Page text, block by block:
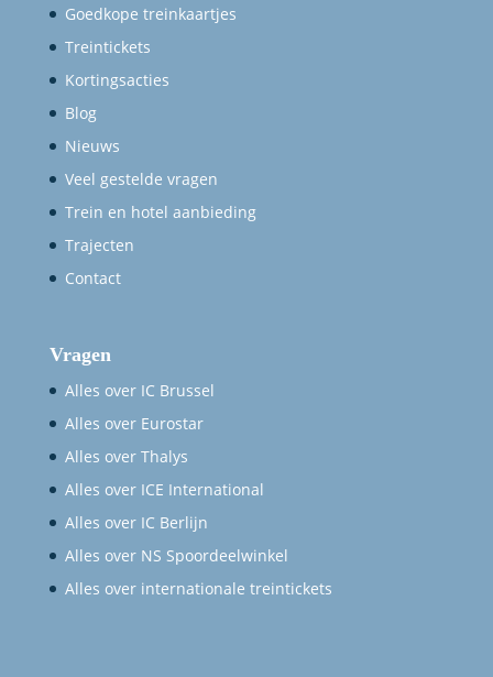
Goedkope treinkaartjes
Treintickets
Kortingsacties
Blog
Nieuws
Veel gestelde vragen
Trein en hotel aanbieding
Trajecten
Contact
Vragen
Alles over IC Brussel
Alles over Eurostar
Alles over Thalys
Alles over ICE International
Alles over IC Berlijn
Alles over NS Spoordeelwinkel
Alles over internationale treintickets